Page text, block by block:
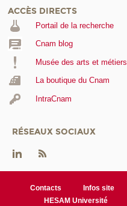
ACCÈS DIRECTS
Portail de la recherche
Cnam blog
Musée des arts et métiers
La boutique du Cnam
IntraCnam
RÉSEAUX SOCIAUX
Contacts Infos site
HESAM Université